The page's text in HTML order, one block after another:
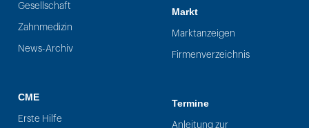
Gesellschaft
Zahnmedizin
News-Archiv
CME
Erste Hilfe
Markt
Marktanzeigen
Firmenverzeichnis
Termine
Anleitung zur